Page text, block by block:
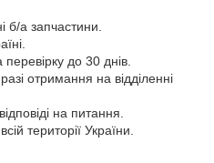
б/а запчастини.
до 30 днів.
отримання на відділенні
на питання.
території України.